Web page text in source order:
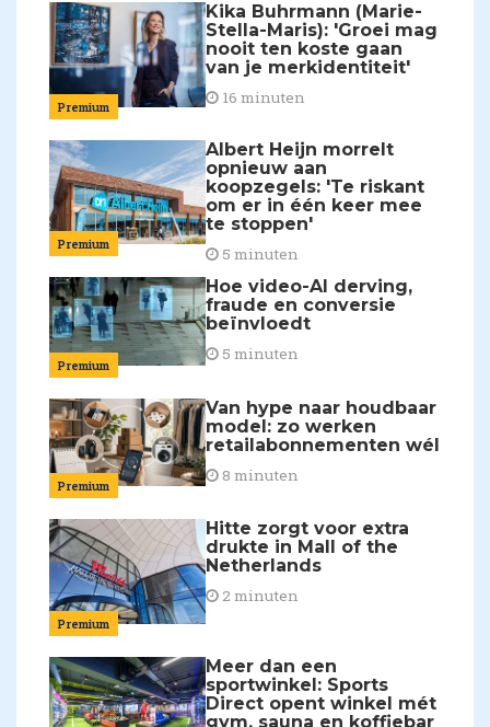
Premium
Kika Buhrmann (Marie-
Stella-Maris): 'Groei mag
nooit ten koste gaan
van je merkidentiteit'
16 minuten
Premium
Albert Heijn morrelt
opnieuw aan
koopzegels: 'Te riskant
om er in één keer mee
te stoppen'
5 minuten
Premium
Hoe video-AI derving,
fraude en conversie
beïnvloedt
5 minuten
Premium
Van hype naar houdbaar
model: zo werken
retailabonnementen wél
8 minuten
Premium
Hitte zorgt voor extra
drukte in Mall of the
Netherlands
2 minuten
Meer dan een
sportwinkel: Sports
Direct opent winkel mét
gym, sauna en koffiebar